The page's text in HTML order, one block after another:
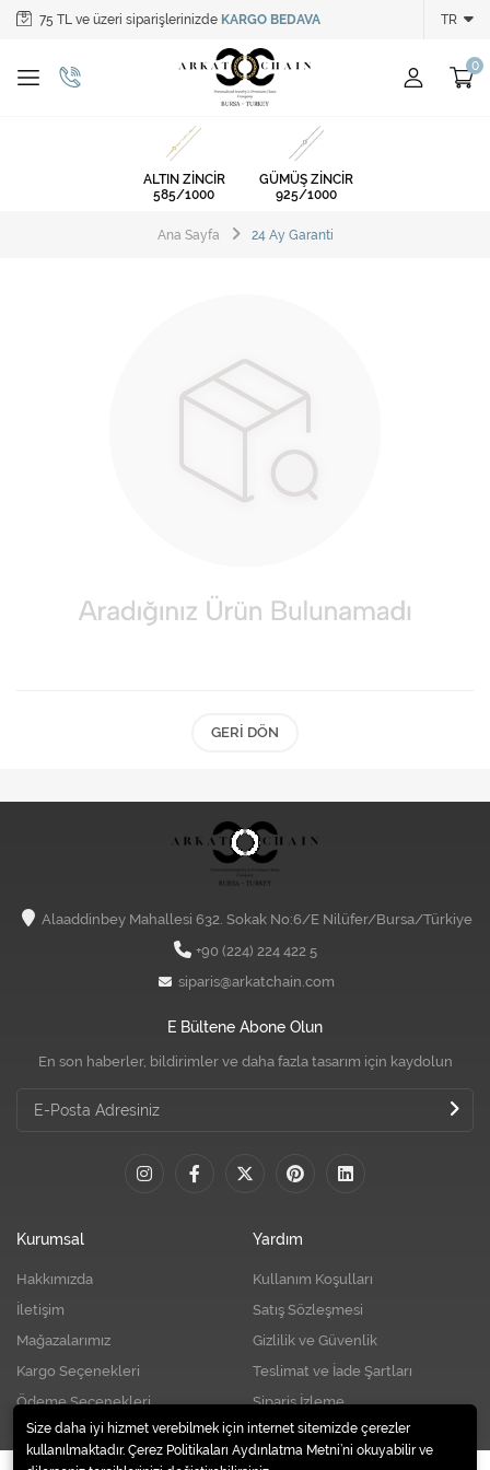
75 TL ve üzeri siparişlerinizde KARGO BEDAVA TR
Tüm Kategoriler
ALTIN ZİNCİR
ALTIN ZİNCİR
585/1000
GÜMÜŞ ZİNCİR
925/1000
Ana Sayfa 24 Ay Garanti
GERI DÖN
Alaaddinbey Mahallesi 632. Sokak No:6/E Nilüfer/Bursa/Türkiye
+90 (224) 224 422 5
siparis@arkatchain.com
E Bültene Abone Olun
En son haberler, bildirimler ve daha fazla tasarım için kaydolun
Kurumsal
Hakkımızda
İletişim
Mağazalarımız
Kargo Seçenekleri
Ödeme Seçenekleri
Yardım
Kullanım Koşulları
Satış Sözleşmesi
Gizlilik ve Güvenlik
Teslimat ve İade Şartları
Sipariş İzleme
Size daha iyi hizmet verebilmek için internet sitemizde çerezler
kullanılmaktadır. Çerez Politikaları Aydınlatma Metni’ni okuyabilir ve